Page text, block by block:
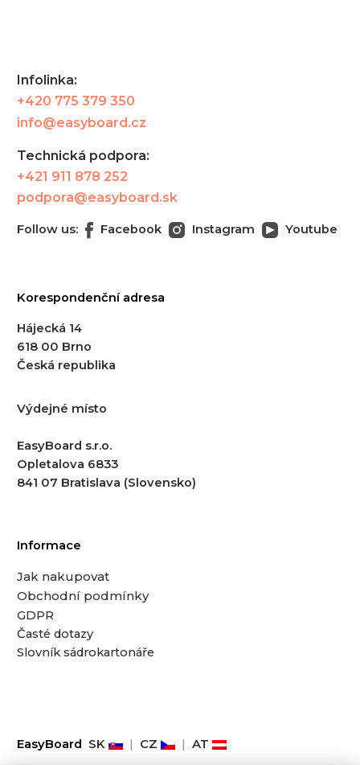
Infolinka:
+420 775 379 350
info@easyboard.cz
Technická podpora:
+421 911 878 252
podpora@easyboard.sk
Follow us: Facebook Instagram Youtube
Korespondenční adresa
Hájecká 14
618 00 Brno
Česká republika
Výdejné místo
EasyBoard s.r.o.
Opletalova 6833
841 07 Bratislava (Slovensko)
Informace
Jak nakupovat
Obchodní podmínky
GDPR
Časté dotazy
Slovník sádrokartonáře
EasyBoard SK | CZ | AT